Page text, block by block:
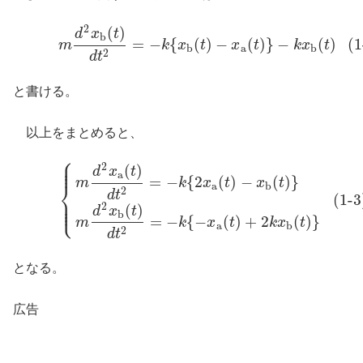
m
d2xb(t)
dt2 = −k{xb(t) − xa(t)} − kxb(t)
(1-2)m
と書ける。
以上をまとめると、
⎧
⎩
⎨
⎪
⎪
⎪
⎪
⎪⎪
m
d2xa(t)
dt2 = −k{2xa(t) − xb(t)}
m
d2xb(t)
dt2 = −k{−xa(t) + 2kxb(t)}
(1-
2x )dt2= −k{2
となる。
広告